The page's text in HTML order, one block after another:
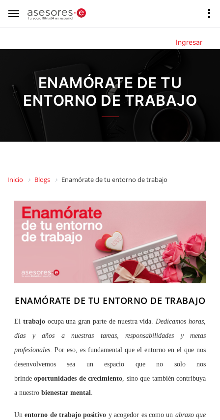
Ingresar
ENAMÓRATE DE TU
ENTORNO DE TRABAJO
Inicio Blogs Enamórate de tu entorno de trabajo
ENAMÓRATE DE TU ENTORNO DE TRABAJO
El trabajoocupa una gran parte de nuestra vida.Dedicamos horas,
días y años a nuestras tareas, responsabilidades y metas
profesionales. Por eso, es fundamental que el entorno en el que nos
desenvolvemos sea un espacio que no solo nos
brindeoportunidades de crecimiento, sino que también contribuya
a nuestro bienestar mental.
Unentorno de trabajo positivo y acogedor es como un abrazo que